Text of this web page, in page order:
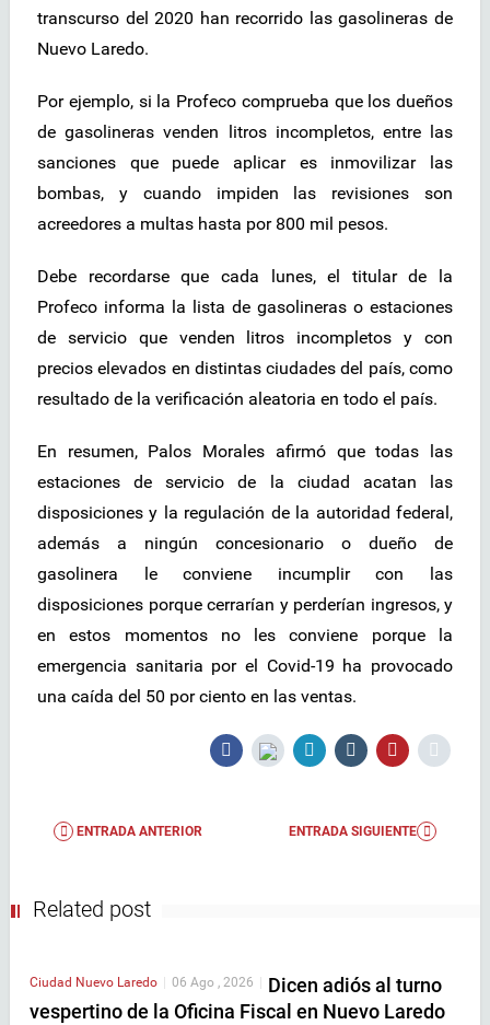
transcurso del 2020 han recorrido las gasolineras de
Nuevo Laredo.
Por ejemplo, si la Profeco comprueba que los dueños
de gasolineras venden litros incompletos, entre las
sanciones que puede aplicar es inmovilizar las
bombas, y cuando impiden las revisiones son
acreedores a multas hasta por 800 mil pesos.
Debe recordarse que cada lunes, el titular de la
Profeco informa la lista de gasolineras o estaciones
de servicio que venden litros incompletos y con
precios elevados en distintas ciudades del país, como
resultado de la verificación aleatoria en todo el país.
En resumen, Palos Morales afirmó que todas las
estaciones de servicio de la ciudad acatan las
disposiciones y la regulación de la autoridad federal,
además a ningún concesionario o dueño de
gasolinera le conviene incumplir con las
disposiciones porque cerrarían y perderían ingresos, y
en estos momentos no les conviene porque la
emergencia sanitaria por el Covid-19 ha provocado
una caída del 50 por ciento en las ventas.
ENTRADA ANTERIOR ENTRADA SIGUIENTE
Related post
Ciudad Nuevo Laredo 06 Ago , 2026
Dicen adiós al turno
vespertino de la Oficina Fiscal en Nuevo Laredo